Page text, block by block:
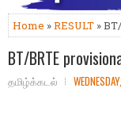
Home »RESULT »
BT/BRTE
தமிழ்க்கடல்